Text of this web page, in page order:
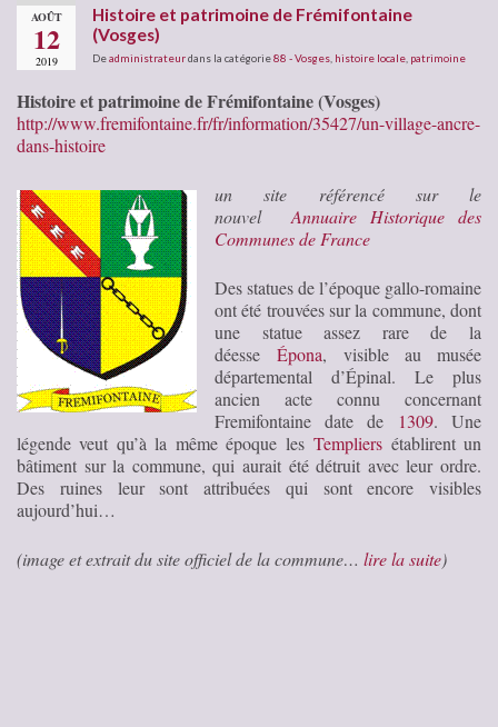
AOÛT
12
2019
Histoire et patrimoine de Frémifontaine
(Vosges)
Deadministrateurdans la catégorie88 - Vosges histoire locale patrimoine
Histoire et patrimoine de Frémifontaine (Vosges)
http://www.fremifontaine.fr/fr/information/35427/un-village-ancre-
dans-histoire
un site référencé sur le
nouvel Annuaire Historique des
Communes de France
Des statues de l’époque gallo-romaine
ont été trouvées sur la commune, dont
une statue assez rare de la
déesseÉpona, visible au musée
départemental d’Épinal. Le plus
ancien acte connu concernant
Fremifontaine date de 1309. Une
légende veut qu’à la même époque lesTempliers établirent un
bâtiment sur la commune, qui aurait été détruit avec leur ordre.
Des ruines leur sont attribuées qui sont encore visibles
aujourd’hui…
(image et extrait du site officiel de la commune… lire la suite)